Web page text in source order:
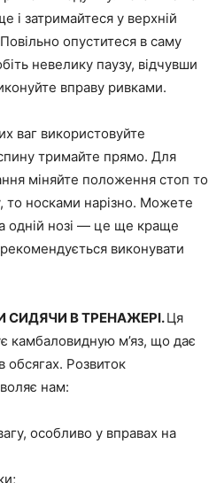
і затримайтеся у верхній
опуститеся в саму
невелику паузу, відчувши
вправу ривками.
ваг використовуйте
тримайте прямо. Для
міняйте положення стоп то
то носками нарізно. Можете
одній нозі — це ще краще
виконувати
В ТРЕНАЖЕРІ.Ця
камбаловидную м’яз, що дає
обсягах. Розвиток
нам:
особливо у вправах на